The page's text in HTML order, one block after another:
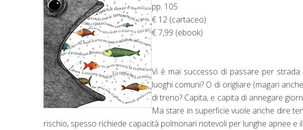
pp. 105
€ 12 (cartaceo)
€ 7,99 (ebook)
Vi è mai successo di passare per
luoghi comuni? O di origliare (magari
di treno? Capita, e capita di annegare
Ma stare in superficie vuole anche dire
rischio, spesso richiede capacità polmonari notevoli per lunghe apnee e